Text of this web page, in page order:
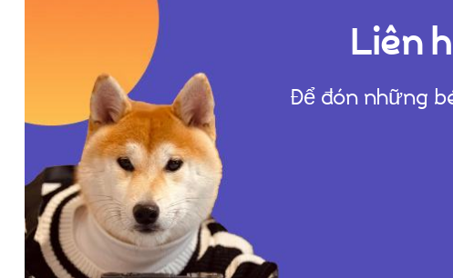
Liên
Để đón những